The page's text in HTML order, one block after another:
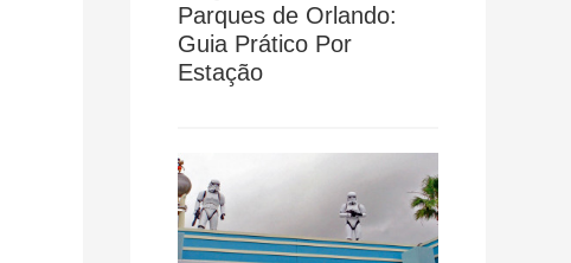
Parques de Orlando:
Guia Prático Por
Estação